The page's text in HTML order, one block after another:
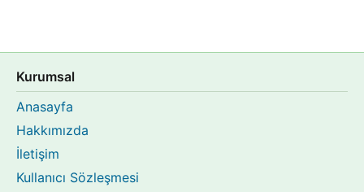
Kurumsal
Anasayfa
Hakkımızda
İletişim
Kullanıcı Sözleşmesi